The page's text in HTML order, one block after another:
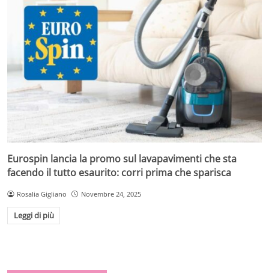
Eurospin lancia la promo sul lavapavimenti che sta
facendo il tutto esaurito: corri prima che sparisca
Rosalia Gigliano Novembre 24, 2025
Leggi di più